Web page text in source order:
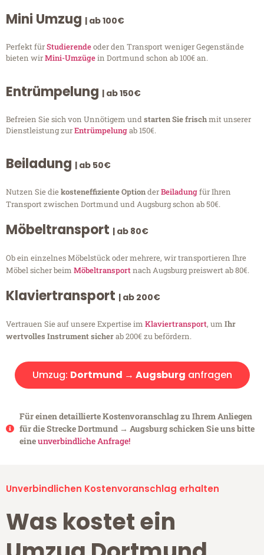
Mini Umzug | ab 100€
Perfekt fürStudierendeoder den Transport weniger Gegenstände
bieten wirMini-Umzügein Dortmund schon ab 100€ an.
Entrümpelung | ab 150€
Befreien Sie sich von Unnötigem undstarten Sie frischmit unserer
Dienstleistung zurEntrümpelungab 150€.
Beiladung | ab 50€
Nutzen Sie diekosteneffiziente OptionderBeiladungfür Ihren
Transport zwischen Dortmund und Augsburg schon ab 50€.
Möbeltransport | ab 80€
Ob ein einzelnes Möbelstück oder mehrere, wir transportieren Ihre
Möbel sicher beim Möbeltransportnach Augsburg preiswert ab 80€.
Klaviertransport | ab 200€
Vertrauen Sie auf unsere Expertise im Klaviertransport, um Ihr
wertvolles Instrument sicherab 200€ zu befördern.
Umzug: Dortmund → Augsburg anfragen
Für einen detaillierte Kostenvoranschlag zu Ihrem Anliegen
für die Strecke Dortmund → Augsburg schicken Sie uns bitte
eineunverbindliche Anfrage!
Unverbindlichen Kostenvoranschlag erhalten
Was kostet ein